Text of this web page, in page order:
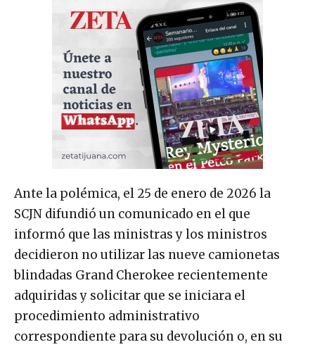
Ante la polémica, el 25 de enero de 2026 la
SCJN difundió un comunicado en el que
informó que las ministras y los ministros
decidieron no utilizar las nueve camionetas
blindadas Grand Cherokee recientemente
adquiridas y solicitar que se iniciara el
procedimiento administrativo
correspondiente para su devolución o, en su